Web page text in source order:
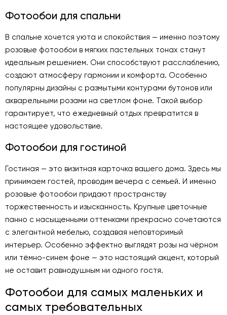
Фотообои для спальни
В спальне хочется уюта и спокойствия — именно поэтому
розовые фотообои в мягких пастельных тонах станут
идеальным решением. Они способствуют расслаблению,
создают атмосферу гармонии и комфорта. Особенно
популярны дизайны с размытыми контурами бутонов или
акварельными розами на светлом фоне. Такой выбор
гарантирует, что ежедневный отдых превратится в
настоящее удовольствие.
Фотообои для гостиной
Гостиная — это визитная карточка вашего дома. Здесь мы
принимаем гостей, проводим вечера с семьей. И именно
розовые фотообои придают пространству
торжественность и изысканность. Крупные цветочные
панно с насыщенными оттенками прекрасно сочетаются
с элегантной мебелью, создавая неповторимый
интерьер. Особенно эффектно выглядят розы на чёрном
или тёмно-синем фоне — это настоящий акцент, который
не оставит равнодушным ни одного гостя.
Фотообои для самых маленьких и
самых требовательных